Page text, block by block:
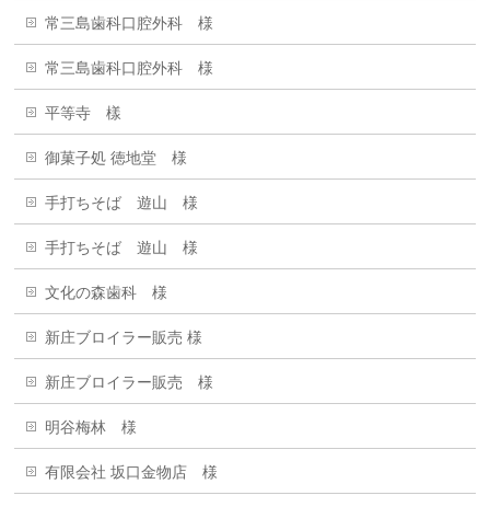
常三島歯科口腔外科 様
常三島歯科口腔外科 様
平等寺 樣
御菓子処 徳地堂 様
手打ちそば 遊山 様
手打ちそば 遊山 様
文化の森歯科 様
新庄ブロイラー販売 様
新庄ブロイラー販売 様
明谷梅林 様
有限会社 坂口金物店 様